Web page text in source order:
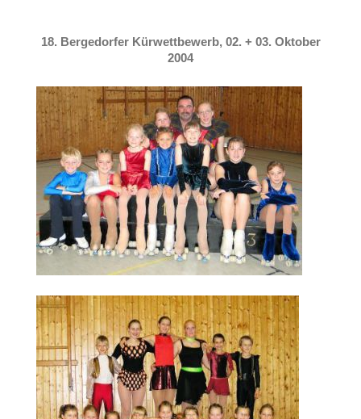
18. Bergedorfer Kürwettbewerb, 02. + 03. Oktober
2004